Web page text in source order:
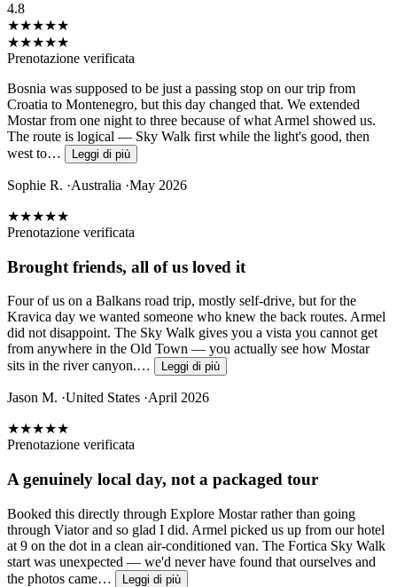
4.8
★★★★★
★★★★★
Prenotazione verificata
Bosnia was supposed to be just a passing stop on our trip from
Croatia to Montenegro, but this day changed that. We extended
Mostar from one night to three because of what Armel showed us.
The route is logical — Sky Walk first while the light's good, then
west to…
Leggi di più
Sophie R. ·Australia ·May 2026
★★★★★
Prenotazione verificata
Brought friends, all of us loved it
Four of us on a Balkans road trip, mostly self-drive, but for the
Kravica day we wanted someone who knew the back routes. Armel
did not disappoint. The Sky Walk gives you a vista you cannot get
from anywhere in the Old Town — you actually see how Mostar
sits in the river canyon.…
Leggi di più
Jason M. ·United States ·April 2026
★★★★★
Prenotazione verificata
A genuinely local day, not a packaged tour
Booked this directly through Explore Mostar rather than going
through Viator and so glad I did. Armel picked us up from our hotel
at 9 on the dot in a clean air-conditioned van. The Fortica Sky Walk
start was unexpected — we'd never have found that ourselves and
the photos came…
Leggi di più